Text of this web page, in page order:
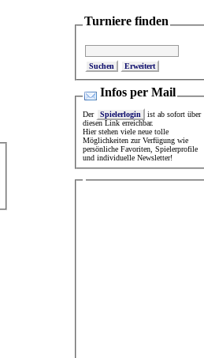
Turniere finden
Erweitert
Infos per Mail
Der Spielerlogin
ist ab sofort über
diesen Link erreichbar.
Hier stehen viele neue tolle
Möglichkeiten zur Verfügung wie
persönliche Favoriten, Spielerprofile
und individuelle Newsletter!